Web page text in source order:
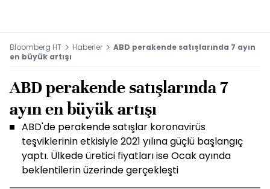
Bloomberg HT Haberler
ABD perakende satışlarında 7 ayın
en büyük artışı
ABD perakende satışlarında 7
ayın en büyük artışı
ABD'de perakende satışlar koronavirüs
teşviklerinin etkisiyle 2021 yılına güçlü başlangıç
yaptı. Ülkede üretici fiyatları ise Ocak ayında
beklentilerin üzerinde gerçekleşti